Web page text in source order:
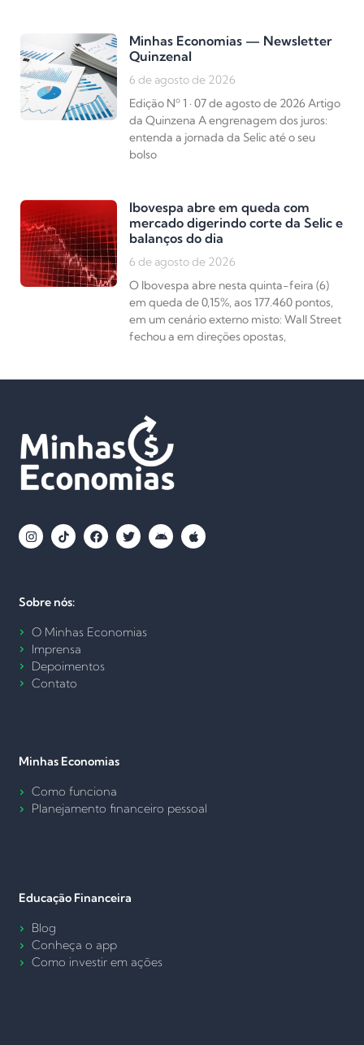
Minhas Economias — Newsletter
Quinzenal
6 de agosto de 2026
Edição Nº 1 · 07 de agosto de 2026 Artigo
da Quinzena A engrenagem dos juros:
entenda a jornada da Selic até o seu
bolso
Ibovespa abre em queda com
mercado digerindo corte da Selic e
balanços do dia
6 de agosto de 2026
O Ibovespa abre nesta quinta-feira (6)
em queda de 0,15%, aos 177.460 pontos,
em um cenário externo misto: Wall Street
fechou a em direções opostas,
Sobre nós:
O Minhas Economias
Imprensa
Depoimentos
Contato
Minhas Economias
Como funciona
Planejamento financeiro pessoal
Educação Financeira
Blog
Conheça o app
Como investir em ações